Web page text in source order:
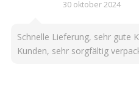
30 oktober 2024
Schnelle Lieferung, sehr gute
Kunden, sehr sorgfältig